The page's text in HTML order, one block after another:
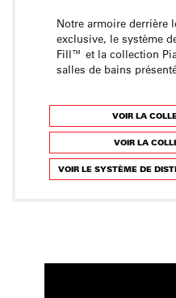
Notre armoire derrière
exclusive, le système
Fill™ et la collection
salles de bains
VOIR LA
VOIR LA
VOIR LE SYSTÈME DE